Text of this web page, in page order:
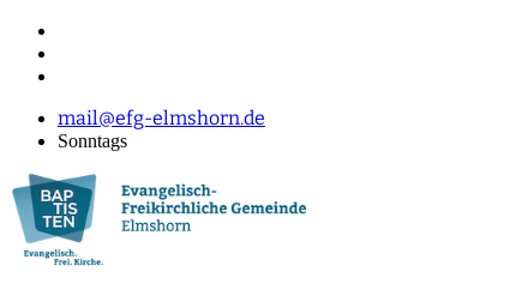
mail@efg-elmshorn.de
Sonntags